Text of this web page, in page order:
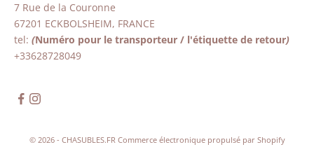
7 Rue de la Couronne
67201 ECKBOLSHEIM, FRANCE
tel: (Numéro pour le transporteur / l'étiquette de retour)
+33628728049
© 2026 - CHASUBLES.FR Commerce électronique propulsé par Shopify